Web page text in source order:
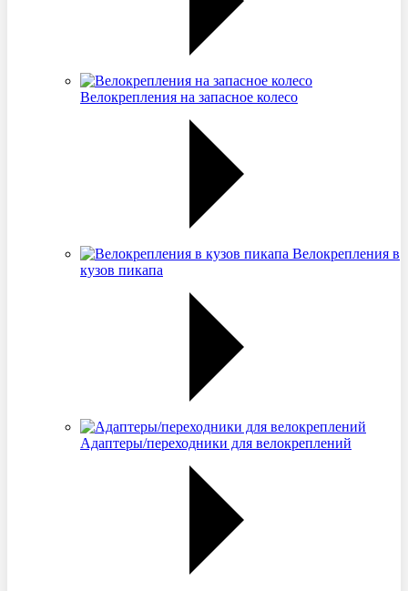
Велокрепления на запасное колесо
Велокрепления в
кузов пикапа
Адаптеры/переходники для велокреплений